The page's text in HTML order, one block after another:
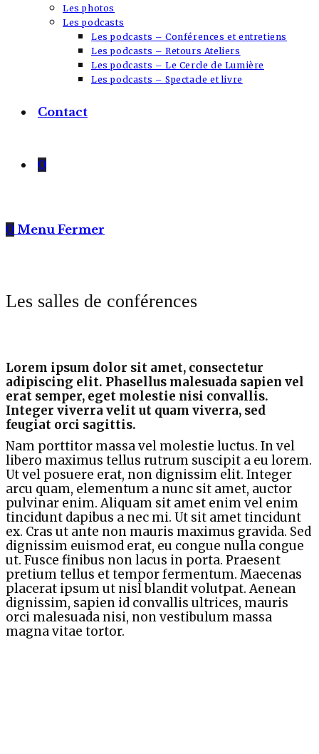
Les photos
Les podcasts
Les podcasts – Conférences et entretiens
Les podcasts – Retours Ateliers
Les podcasts – Le Cercle de Lumière
Les podcasts – Spectacle et livre
Contact
0
0 Menu Fermer
Les salles de conférences
Lorem ipsum dolor sit amet, consectetur
adipiscing elit. Phasellus malesuada sapien vel
erat semper, eget molestie nisi convallis.
Integer viverra velit ut quam viverra, sed
feugiat orci sagittis.
Nam porttitor massa vel molestie luctus. In vel
libero maximus tellus rutrum suscipit a eu lorem.
Ut vel posuere erat, non dignissim elit. Integer
arcu quam, elementum a nunc sit amet, auctor
pulvinar enim. Aliquam sit amet enim vel enim
tincidunt dapibus a nec mi. Ut sit amet tincidunt
ex. Cras ut ante non mauris maximus gravida. Sed
dignissim euismod erat, eu congue nulla congue
ut. Fusce finibus non lacus in porta. Praesent
pretium tellus et tempor fermentum. Maecenas
placerat ipsum ut nisl blandit volutpat. Aenean
dignissim, sapien id convallis ultrices, mauris
orci malesuada nisi, non vestibulum massa
magna vitae tortor.